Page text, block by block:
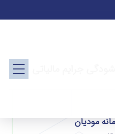
مودیان